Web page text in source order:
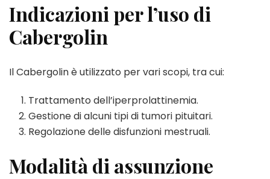
Indicazioni per l’uso di
Cabergolin
Il Cabergolin è utilizzato per vari scopi, tra cui:
Trattamento dell’iperprolattinemia.
Gestione di alcuni tipi di tumori pituitari.
Regolazione delle disfunzioni mestruali.
Modalità di assunzione